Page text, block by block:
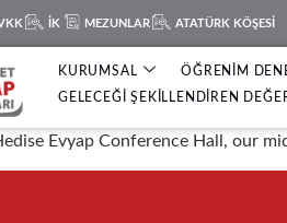
İK MEZUNLAR ATATÜRK KÖŞESİ
KURUMSAL ÖĞRENİM
GELECEĞİ ŞEKİLLENDİREN
Evyap Conference Hall, our